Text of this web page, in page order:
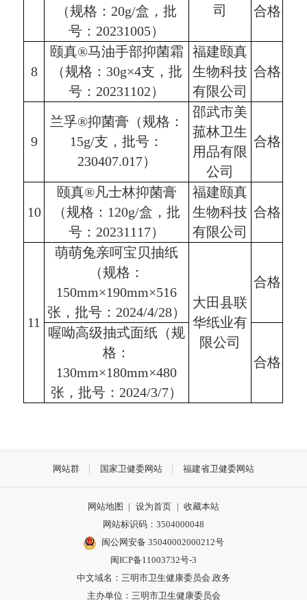
司
（规格：20g/盒，批
号：20231005）
合格
8
颐真®马油手部抑菌霜
（规格：30g×4支，批
号：20231102）
福建颐真
生物科技
有限公司
合格
9
兰孚®抑菌膏（规格：
15g/支，批号：
230407.017）
邵武市美
菰林卫生
用品有限
公司
合格
10
颐真®凡士林抑菌膏
（规格：120g/盒，批
号：20231117）
福建颐真
生物科技
有限公司
合格
11
萌萌兔亲呵宝贝抽纸
（规格：
150mm×190mm×516
张，批号：2024/4/28）
大田县联
华纸业有
限公司
合格
喔呦高级抽式面纸（规
格：
130mm×180mm×480
张，批号：2024/3/7）
合格
网站群 国家卫健委网站 福建省卫健委网站
网站地图 | 设为首页 | 收藏本站
网站标识码：3504000048
闽公网安备 35040002000212号
闽ICP备11003732号-3
中文域名：三明市卫生健康委员会.政务
主办单位：三明市卫生健康委员会